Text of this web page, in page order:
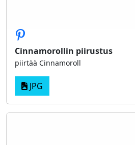
Cinnamorollin piirustus
piirtää Cinnamoroll
JPG